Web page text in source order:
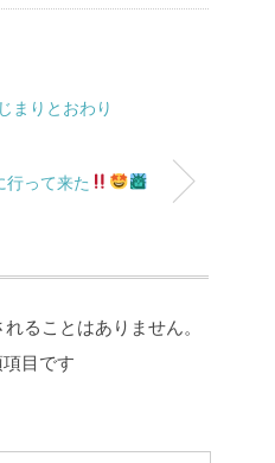
りとおわり
行って来た
ることはありません。
目です